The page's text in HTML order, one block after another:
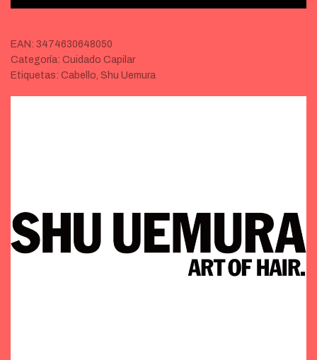
EAN: 3474630648050
Categoría: Cuidado Capilar
Etiquetas: Cabello, Shu Uemura